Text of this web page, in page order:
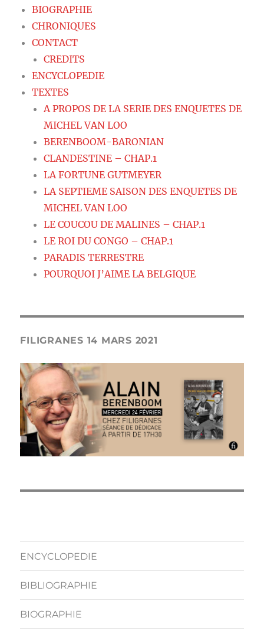
BIOGRAPHIE
CHRONIQUES
CONTACT
CREDITS
ENCYCLOPEDIE
TEXTES
A PROPOS DE LA SERIE DES ENQUETES DE
MICHEL VAN LOO
BERENBOOM-BARONIAN
CLANDESTINE – CHAP.1
LA FORTUNE GUTMEYER
LA SEPTIEME SAISON DES ENQUETES DE
MICHEL VAN LOO
LE COUCOU DE MALINES – CHAP.1
LE ROI DU CONGO – CHAP.1
PARADIS TERRESTRE
POURQUOI J’AIME LA BELGIQUE
FILIGRANES 14 MARS 2021
ENCYCLOPEDIE
BIBLIOGRAPHIE
BIOGRAPHIE